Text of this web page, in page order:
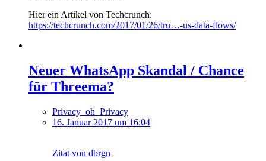
Hier ein Artikel von Techcrunch:
https://techcrunch.com/2017/01/26/tru…-us-data-flows/
Neuer WhatsApp Skandal / Chance
für Threema?
Privacy_oh_Privacy
16. Januar 2017 um 16:04
Zitat von dbrgn